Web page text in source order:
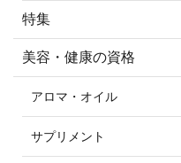
特集
美容・健康の資格
アロマ・オイル
サプリメント